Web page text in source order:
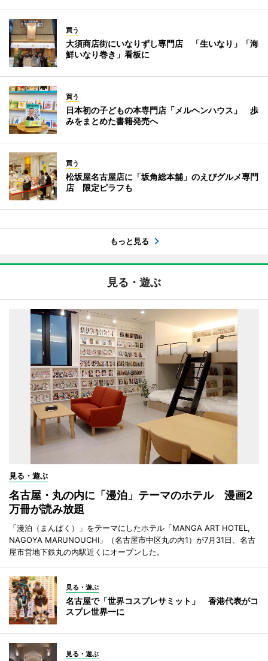
買う
大須商店街にいなりずし専門店 「生いなり」「海
鮮いなり巻き」看板に
買う
日本初の子どもの本専門店「メルヘンハウス」 歩
みをまとめた書籍発売へ
買う
松坂屋名古屋店に「坂角総本舖」のえびグルメ専門
店 限定ピラフも
もっと見る
見る・遊ぶ
見る・遊ぶ
名古屋・丸の内に「漫泊」テーマのホテル 漫画2
万冊が読み放題
「漫泊（まんぱく）」をテーマにしたホテル「MANGA ART HOTEL,
NAGOYA MARUNOUCHI」（名古屋市中区丸の内1）が7月31日、名古
屋市営地下鉄丸の内駅近くにオープンした。
見る・遊ぶ
名古屋で「世界コスプレサミット」 香港代表がコ
スプレ世界一に
見る・遊ぶ